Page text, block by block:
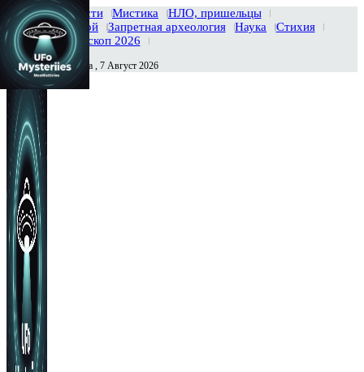
Главная Новости Мистика
НЛО, пришельцы
Тайны вселенной
Запретная археология Наука
Стихия
История
Гороскоп 2026
Сегодня Пятница , 7 Август 2026